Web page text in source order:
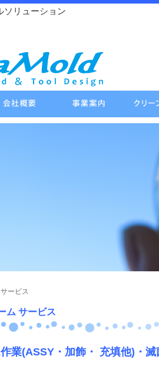
ソリューション
ービス
ム サービス
業(ASSY・加飾・ 充填他)・